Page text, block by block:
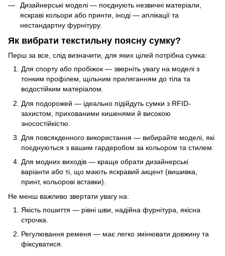
Дизайнерські моделі — поєднують незвичні матеріали,
яскраві кольори або принти, іноді — аплікації та
нестандартну фурнітуру.
Як вибрати текстильну поясну сумку?
Перш за все, слід визначити, для яких цілей потрібна сумка:
Для спорту або пробіжок — зверніть увагу на моделі з
тонким профілем, щільним приляганням до тіла та
водостійким матеріалом.
Для подорожей — ідеально підійдуть сумки з RFID-
захистом, прихованими кишенями й високою
зносостійкістю.
Для повсякденного використання — вибирайте моделі, які
поєднуються з вашим гардеробом за кольором та стилем.
Для модних виходів — краще обрати дизайнерські
варіанти або ті, що мають яскравий акцент (вишивка,
принт, кольорові вставки).
Не менш важливо звертати увагу на:
Якість пошиття — рівні шви, надійна фурнітура, якісна
строчка.
Регулювання ременя — має легко змінювати довжину та
фіксуватися.